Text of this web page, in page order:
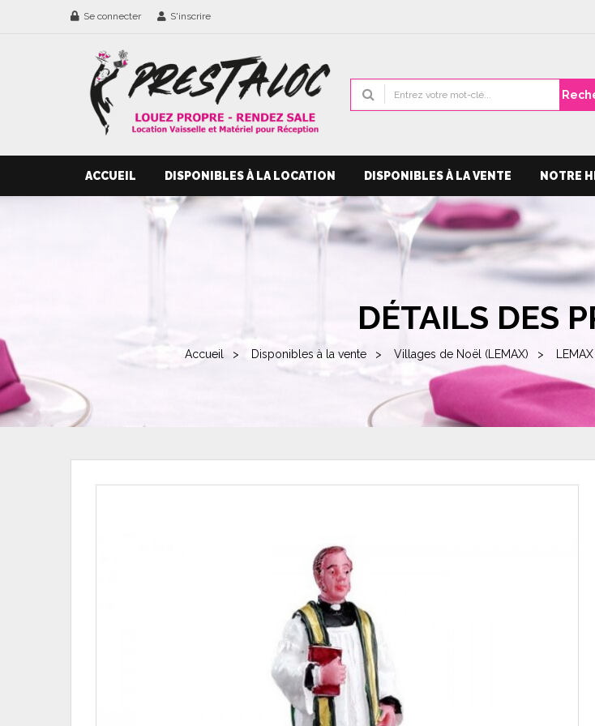
Se connecter S'inscrire
ACCUEIL DISPONIBLES À LA LOCATION DISPONIBLES À LA VENTE NOTRE
DÉTAILS DES
Accueil Disponibles à la vente Villages de Noël (LEMAX) LEMAX